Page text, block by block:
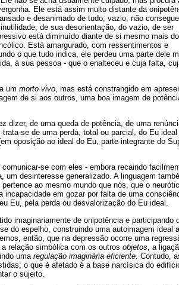
Ele está assim muito distante da
e desanimado de tudo, vazio, não
de sua desorientação, do vazio, de ser
está diminuído diante de si mesmo mais
Está amargurado, com ressentimentos e
o que tudo indica, ele perdeu uma parte dele
à sua pessoa - que o enalteceu e cuja falta,
um morto vivo, mas está constrangido em
de si aos outros, uma boa imagem de
dizer, de uma queda de potência, de uma
se de uma perda, total ou parcial, do Eu ideal
oposição ao ideal do Eu, parte integrante do
se com eles - embora recaindo
desinteresse generalizado. A linguagem
ao mesmo mundo que nós, que o
incapacidade em gozar por falta de uma
Eu, pela perda ou desvalorização do Eu ideal.
imaginariamente de onipotência e participando
do espelho, construindo uma autoimagem ideal
então, que na depressão ocorre uma
relação simbólica com os outros objetos , a
uma regulação imaginária eficiente . Contudo,
o que é afetado é a base narcísica do
o sujeito.